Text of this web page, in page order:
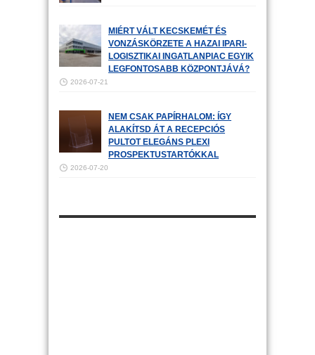
MIÉRT VÁLT KECSKEMÉT ÉS
VONZÁSKÖRZETE A HAZAI IPARI-
LOGISZTIKAI INGATLANPIAC EGYIK
LEGFONTOSABB KÖZPONTJÁVÁ?
2026-07-21
NEM CSAK PAPÍRHALOM: ÍGY
ALAKÍTSD ÁT A RECEPCIÓS
PULTOT ELEGÁNS PLEXI
PROSPEKTUSTARTÓKKAL
2026-07-20